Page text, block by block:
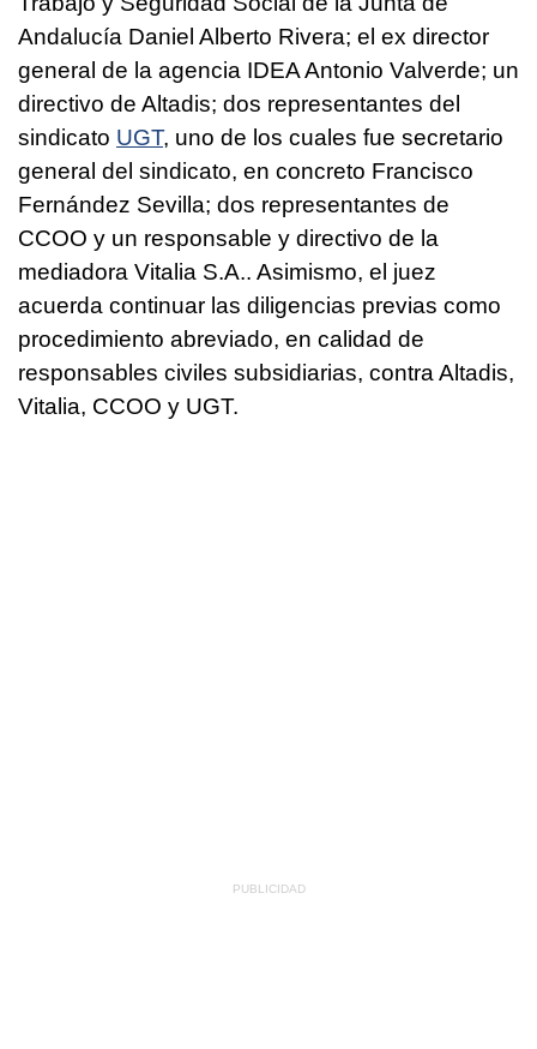
Andalucía Daniel Alberto Rivera; el ex director
general de la agencia IDEA Antonio Valverde; un
directivo de Altadis; dos representantes del
sindicato UGT, uno de los cuales fue secretario
general del sindicato, en concreto Francisco
Fernández Sevilla; dos representantes de
CCOO y un responsable y directivo de la
mediadora Vitalia S.A.. Asimismo, el juez
acuerda continuar las diligencias previas como
procedimiento abreviado, en calidad de
responsables civiles subsidiarias, contra Altadis,
Vitalia, CCOO y UGT.